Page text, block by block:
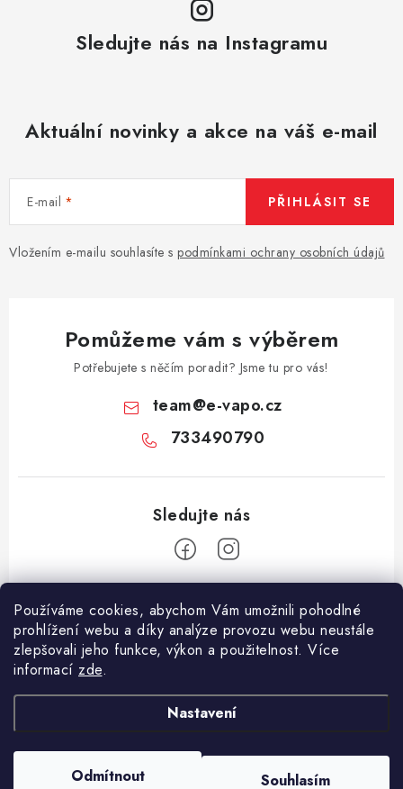
Používáme cookies, abychom Vám umožnili pohodlné
prohlížení webu a díky analýze provozu webu neustále
zlepšovali jeho funkce, výkon a použitelnost. Více
informací zde.
Nastavení
Odmítnout Souhlasím
Sledujte nás na Instagramu
Aktuální novinky a akce na váš e-mail
E-mail
Vložením e-mailu souhlasíte s podmínkami ochrany osobních údajů
PŘIHLÁSIT SE
Pomůžeme vám s výběrem
Potřebujete s něčím poradit? Jsme tu pro vás!
team@e-vapo.cz
733490790
Z
Facebook
Jak reklamovat či vrátit zboží
cookies